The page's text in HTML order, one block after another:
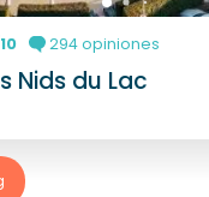
294 opiniones
Nids du Lac